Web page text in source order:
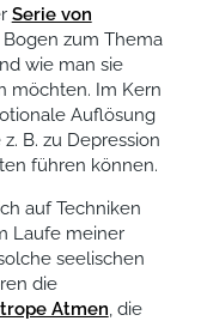
Serie von
zum Thema
wie man sie
möchten. Im Kern
Auflösung
z. B. zu Depression
führen können.
auf Techniken
Laufe meiner
seelischen
die
Atmen, die